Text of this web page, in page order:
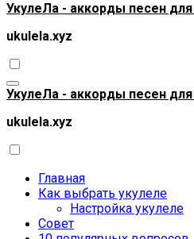
УкулеЛа - аккорды песен для
ukulela.xyz
УкулеЛа - аккорды песен для
ukulela.xyz
Главная
Как выбрать укулеле
Настройка укулеле
Совет